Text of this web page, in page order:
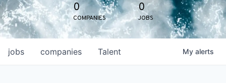
0
COMPANIES
0
JOBS
jobs companies Talent My alerts